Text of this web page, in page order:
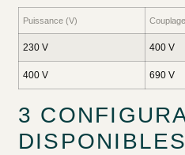
Puissance (V)
230 V 400 V
400 V 690 V
3
DISPONIBLES